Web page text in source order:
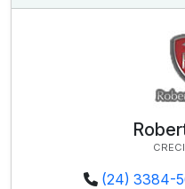
(24) 3384-